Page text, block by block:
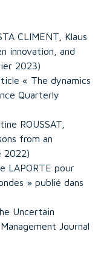
CLIMENT, Klaus
innovation, and
2023)
« The dynamics
Quarterly
ROUSSAT,
from an
2022)
LAPORTE pour
» publié dans
Uncertain
Journal